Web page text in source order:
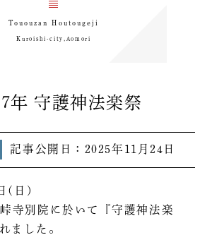
Tououzan Houtougeji
Kuroishi-city,Aomori
年 守護神法楽祭
記事公開日： 2025年11月24日
(日)
寺別院に於いて『守護神法楽
ました。